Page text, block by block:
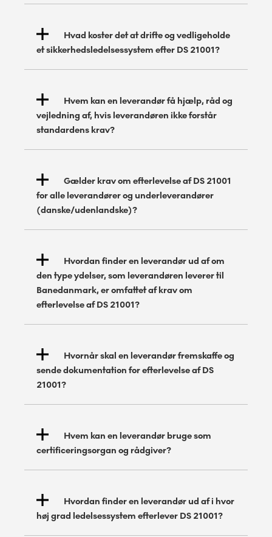
BD07
NACE-koden.
Hvad koster det at drifte og vedligeholde
et sikkerhedsledelsessystem efter DS 21001?
Hvem kan en leverandør få hjælp, råd og
vejledning af, hvis leverandøren ikke forstår
standardens krav?
Gælder krav om efterlevelse af DS 21001
for alle leverandører og underleverandører
(danske/udenlandske)?
Hvordan finder en leverandør ud af om
den type ydelser, som leverandøren leverer til
Banedanmark, er omfattet af krav om
efterlevelse af DS 21001?
Hvornår skal en leverandør fremskaffe og
sende dokumentation for efterlevelse af DS
21001?
Hvem kan en leverandør bruge som
certificeringsorgan og rådgiver?
Hvordan finder en leverandør ud af i hvor
høj grad ledelsessystem efterlever DS 21001?